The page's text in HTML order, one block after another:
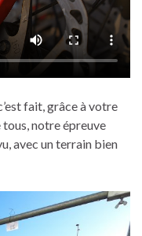
fait, grâce à votre
notre épreuve
avec un terrain bien